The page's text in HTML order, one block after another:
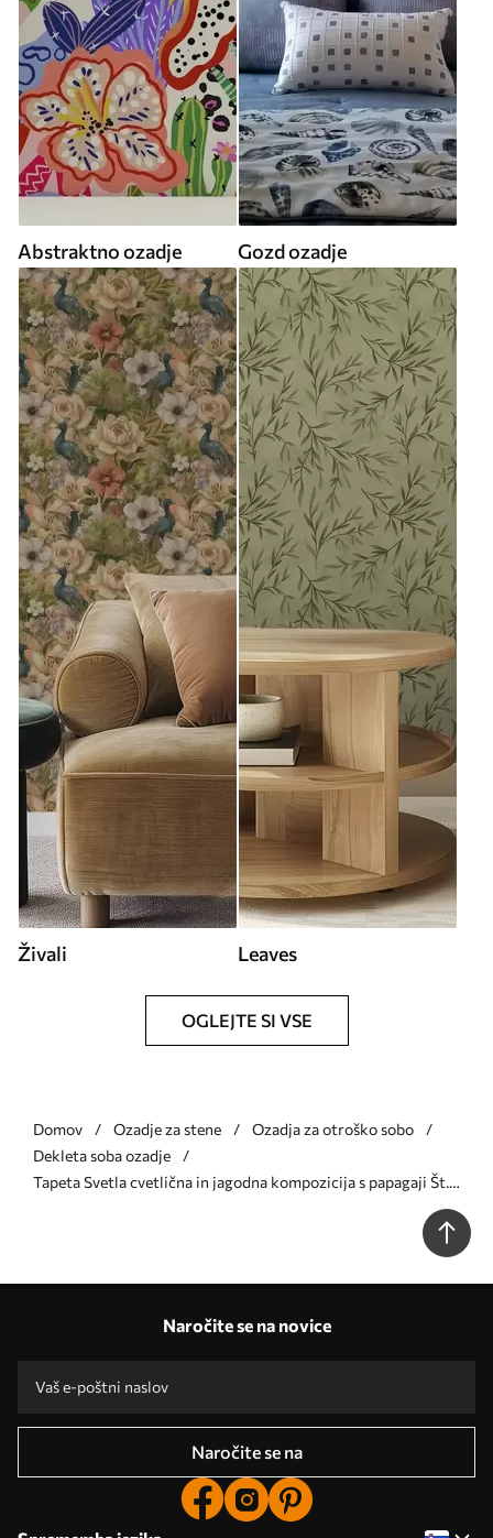
Abstraktno ozadje Gozd ozadje
Živali Leaves
OGLEJTE SI VSE
Domov Ozadje za stene
Ozadja za otroško sobo
Dekleta soba ozadje
Tapeta Svetla cvetlična in jagodna kompozicija s papagaji Št.
Naročite se na novice
Naročite se na